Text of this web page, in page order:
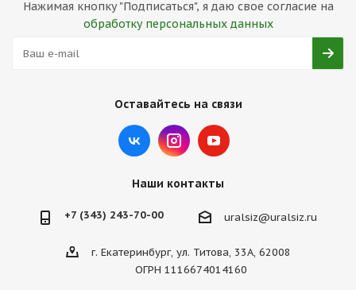
Нажимая кнопку "Подписаться", я даю свое согласие на
обработку персональных данных
Оставайтесь на связи
Наши контакты
+7 (343) 243-70-00 uralsiz@uralsiz.ru
г. Екатеринбург, ул. Титова, 33А, 62008
ОГРН 1116674014160